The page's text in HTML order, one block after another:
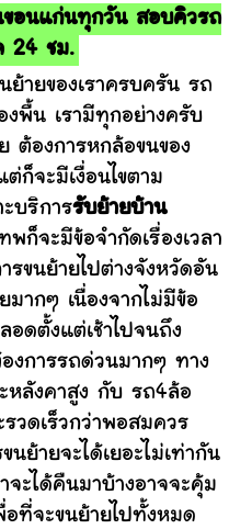
ขอนแก่นทุกวัน สอบคิวรถ
24 ชม.
ของเราครบครัน รถ
งพื้น เรามีทุกอย่างครับ
ต้องการหกล้อขนของ
ก็จะมีเงื่อนไขตาม
บริการรับย้ายบ้าน
พก็จะมีข้อจำกัดเรื่องเวลา
ขนย้ายไปต่างจังหวัดอัน
ากๆ เนื่องจากไม่มีข้อ
อดตั้งแต่เช้าไปจนถึง
งการรถด่วนมากๆ ทาง
หลังคาสูง กับ รถ4ล้อ
วดเร็วกว่าพอสมควร
ย้ายจะได้เยอะไม่เท่ากัน
จะได้คืนมาบ้างอาจจะคุ้ม
อที่จะขนย้ายไปทั้งหมด